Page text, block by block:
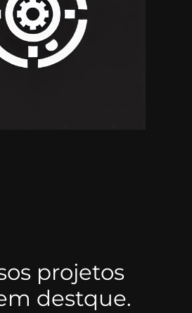
projetos
destque.